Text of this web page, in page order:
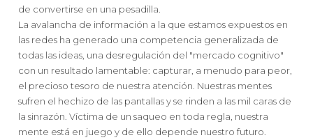
de convertirse en una pesadilla.
La avalancha de información a la que estamos expuestos en
las redes ha generado una competencia generalizada de
todas las ideas, una desregulación del "mercado cognitivo"
con un resultado lamentable: capturar, a menudo para peor,
el precioso tesoro de nuestra atención. Nuestras mentes
sufren el hechizo de las pantallas y se rinden a las mil caras de
la sinrazón. Víctima de un saqueo en toda regla, nuestra
mente está en juego y de ello depende nuestro futuro.